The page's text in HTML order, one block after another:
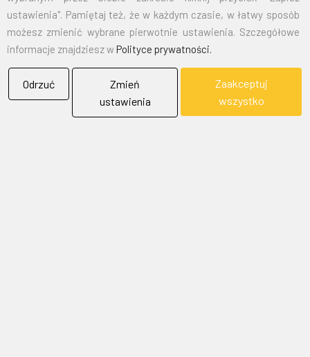
ustawienia". Pamiętaj też, że w każdym czasie, w łatwy sposób
możesz zmienić wybrane pierwotnie ustawienia. Szczegółowe
informacje znajdziesz wPolityce prywatności.
Odrzuć
Zmień
ustawienia
Zaakceptuj
wszystko
Transparent drukowany na tkaninie flagowej
WIĘCEJ
... 10 11 12 13 14 15 16